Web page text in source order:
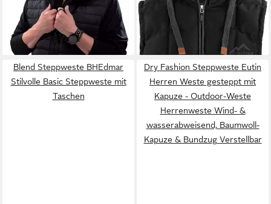
mit Kapuze mit Kapuze
55,00 € UVP 80,00 €
-31%
Tropez Wattierte
Winterweste – winddichte
Outdoor Weste mit Kapuze
59,95 €
Blend Steppweste BHEdmar
Stilvolle Basic Steppweste mit
Taschen
Dry Fashion Steppweste Eutin
Herren Weste gesteppt mit
Kapuze - Outdoor-Weste
Herrenweste Wind- &
wasserabweisend, Baumwoll-
Kapuze & Bundzug Verstellbar